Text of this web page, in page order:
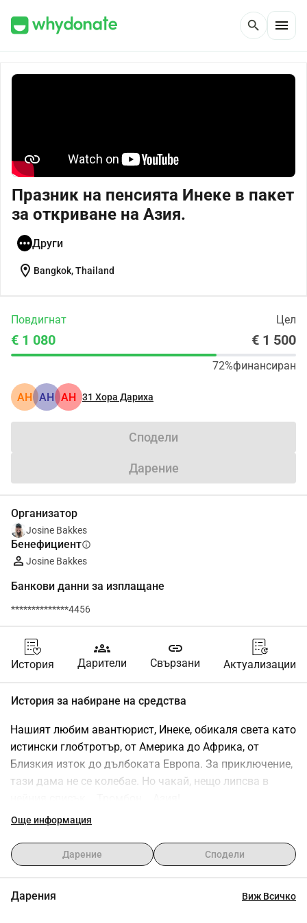
search menu
Празник на пенсията Инеке в пакет
за откриване на Азия.
Други
location_on Bangkok, Thailand
Повдигнат Цел
€ 1 080 € 1 500
72%финансиран
АН АН АН 31 Хора Дариха
Сподели
Дарение
Организатор
Josine Bakkes
Бенефициентinfo
Josine Bakkes
Банкови данни за изплащане
**************4456
История
groups
Дарители
link
Свързани Актуализации
История за набиране на средства
Нашият любим авантюрист, Инеке, обикаля света като
истински глобтротър, от Америка до Африка, от
Близкия изток до дълбоката Европа. За приключение,
тази дама не се колебае. Но чакай, нещо липсва в
отблизо пагодите на Тайланд, къритата на Индия и
райските плажове на Индонезия.
И така, ето ни тук, на мисия да повдигнем желанието
Още информация
Дарение Сподели
Дарения Виж Всичко